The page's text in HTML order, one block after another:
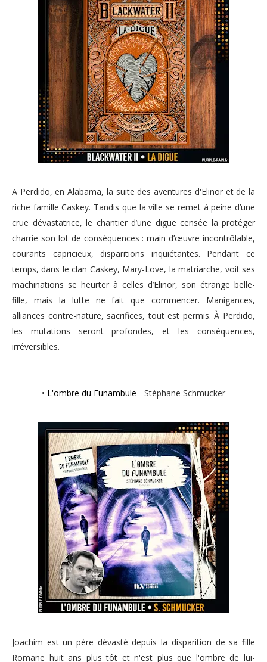
A Perdido, en Alabama, la suite des aventures d'Elinor et de la
riche famille Caskey. Tandis que la ville se remet à peine d’une
crue dévastatrice, le chantier d’une digue censée la protéger
charrie son lot de conséquences : main d’œuvre incontrôlable,
courants capricieux, disparitions inquiétantes. Pendant ce
temps, dans le clan Caskey, Mary-Love, la matriarche, voit ses
machinations se heurter à celles d’Elinor, son étrange belle-
fille, mais la lutte ne fait que commencer. Manigances,
alliances contre-nature, sacrifices, tout est permis. À Perdido,
les mutations seront profondes, et les conséquences,
irréversibles.
• L'ombre du Funambule - Stéphane Schmucker
Joachim est un père dévasté depuis la disparition de sa fille
Romane huit ans plus tôt et n'est plus que l'ombre de lui-